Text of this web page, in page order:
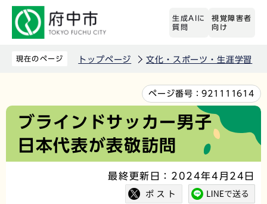
先
生成AIに
質問
視覚障害者
向け
現在のページ トップページ 文化・スポーツ・生涯学習
文
か
ページ番号：921111614
ブラインドサッカー男子
日本代表が表敬訪問
最終更新日：2024年4月24日